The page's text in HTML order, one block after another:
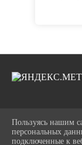
ВХОД
Пользуясь нашим
персональных
подключенные к